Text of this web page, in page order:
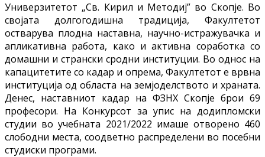
Универзитетот „Св. Кирил и Методиј” во Скопје. Во
својата долгогодишна традиција, Факултетот
остварува плодна наставна, научно-истражувачка и
апликативна работа, како и активна соработка со
домашни и странски сродни институции. Во однос на
капацитетите со кадар и опрема, Факултетот е врвна
институција од областа на земјоделството и храната.
Денес, наставниот кадар на ФЗНХ Скопје брои 69
професори. На Конкурсот за упис на додипломски
студии во учебната 2021/2022 имаше отворено 460
слободни места, соодветно распределени во посебни
студиски програми.